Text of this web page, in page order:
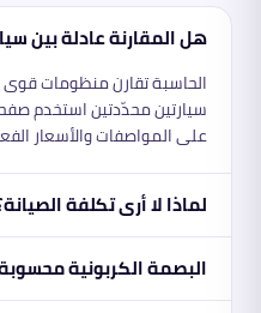
هل المقارنة عادلة بين
الحاسبة تقارن منظومات قوى
سيارتين محدّدتين استخدم
على المواصفات والأسعار
لماذا لا أرى تكلفة
البصمة الكربونية